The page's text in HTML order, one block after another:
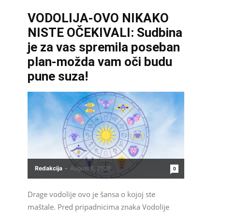
VODOLIJA-OVO NIKAKO
NISTE OČEKIVALI: Sudbina
je za vas spremila poseban
plan-možda vam oči budu
pune suza!
Redakcija - August 6, 2026 0
Drage vodolije ovo je šansa o kojoj ste
maštale. Pred pripadnicima znaka Vodolije